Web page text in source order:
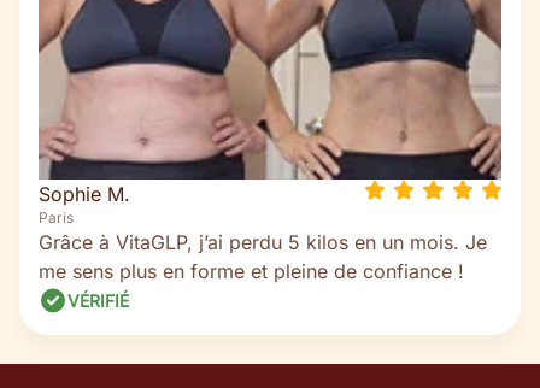
Sophie M.
Paris
Grâce à VitaGLP, j’ai perdu 5 kilos en un mois. Je
me sens plus en forme et pleine de confiance !
VÉRIFIÉ